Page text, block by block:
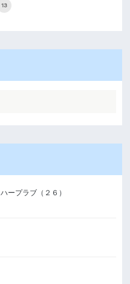
13
ープラブ（２６）